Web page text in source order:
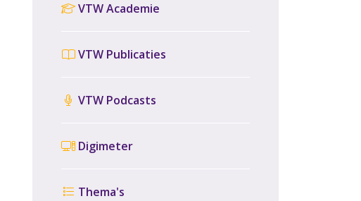
VTW Academie
VTW Publicaties
VTW Podcasts
Digimeter
Thema's